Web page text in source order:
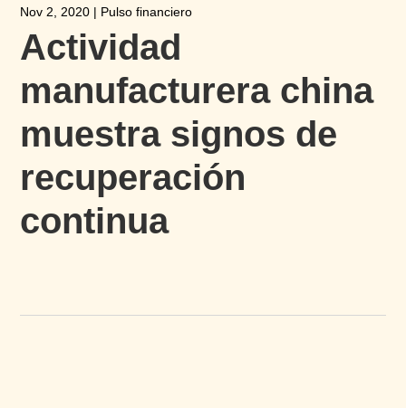
Nov 2, 2020 | Pulso financiero
Actividad
manufacturera china
muestra signos de
recuperación
continua